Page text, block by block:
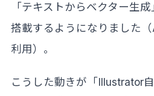
「テキストからベクター生
搭載するようになりました
利用）。
こうした動きが「Illustrator